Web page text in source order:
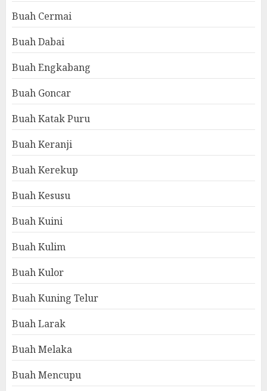
Buah Cermai
Buah Dabai
Buah Engkabang
Buah Goncar
Buah Katak Puru
Buah Keranji
Buah Kerekup
Buah Kesusu
Buah Kuini
Buah Kulim
Buah Kulor
Buah Kuning Telur
Buah Larak
Buah Melaka
Buah Mencupu